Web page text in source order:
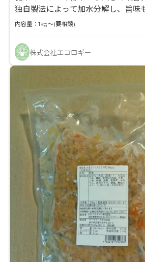
独自製法によって加水分解し、旨味
らかになった粉末。口残りやエグみ
内容量：1kg～(要相談)
株式会社エコロギー